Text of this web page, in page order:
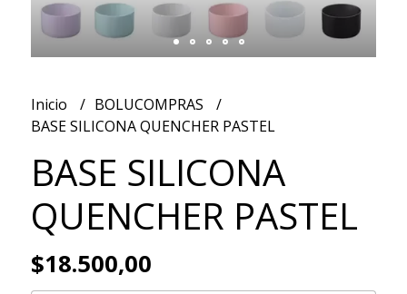
Inicio
BOLUCOMPRAS
BASE SILICONA QUENCHER PASTEL
BASE SILICONA
QUENCHER PASTEL
$18.500,00